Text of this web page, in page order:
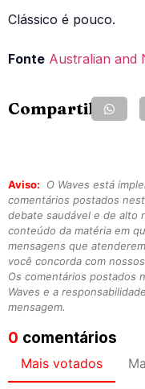
Clássico é pouco.
Fonte Australian and
Compartilhe:
Aviso:
O Waves está
comentários postados
debate saudável e de alto
conteúdo da matéria em
mensagens que
você concorda com
Os comentários postados
Waves e a
mensagem.
0 comentários
Mais votados